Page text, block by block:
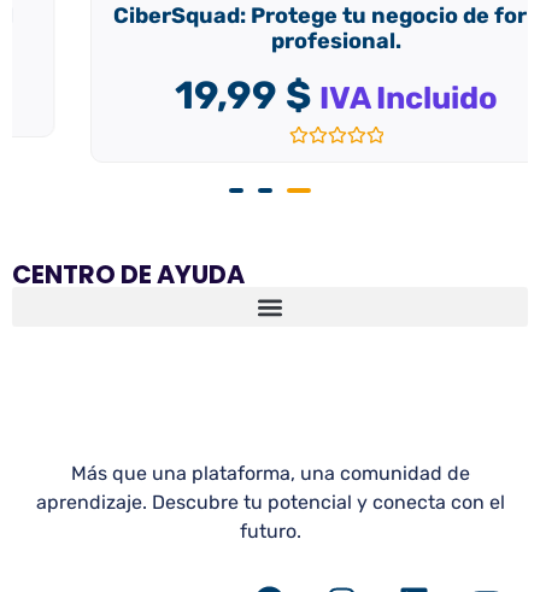
CiberSquad: Protege tu negocio de forma
profesional.
19,99$ IVA Incluido
0
CENTRO DE AYUDA
Más que una plataforma, una comunidad de
aprendizaje. Descubre tu potencial y conecta con el
futuro.